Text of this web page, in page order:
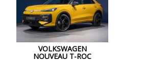
VOLKSWAGEN
NOUVEAU T-ROC